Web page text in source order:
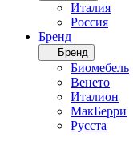
Италия
Россия
Бренд
Бренд
Биомебель
Венето
Италион
МакБерри
Русста